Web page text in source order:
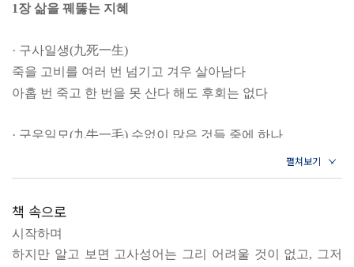
1장 삶을 꿰뚫는 지혜
· 구사일생(九死一生)
죽을 고비를 여러 번 넘기고 겨우 살아남다
아홉 번 죽고 한 번을 못 산다 해도 후회는 없다
· 구우일모(九牛一毛) 수없이 많은 것들 중에 하나
넓고 창창한 앞날
자유를 향한 기나긴 변화와 고통의 여정
책 속으로
시작하며
하지만 알고 보면 고사성어는 그리 어려울 것이 없고, 그저